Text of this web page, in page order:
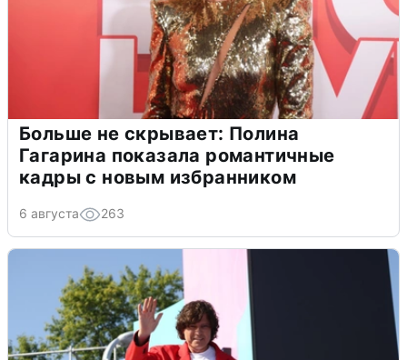
Больше не скрывает: Полина
Гагарина показала романтичные
кадры с новым избранником
6 августа 263